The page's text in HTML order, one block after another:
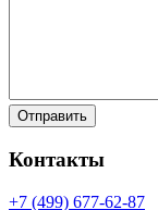
Контакты
+7 (499) 677-62-87